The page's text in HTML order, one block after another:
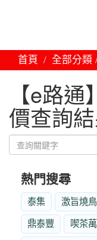
首頁 全部分類
【e路
價查詢
熱門搜尋
泰集 激旨燒鳥
鼎泰豐 喫茶